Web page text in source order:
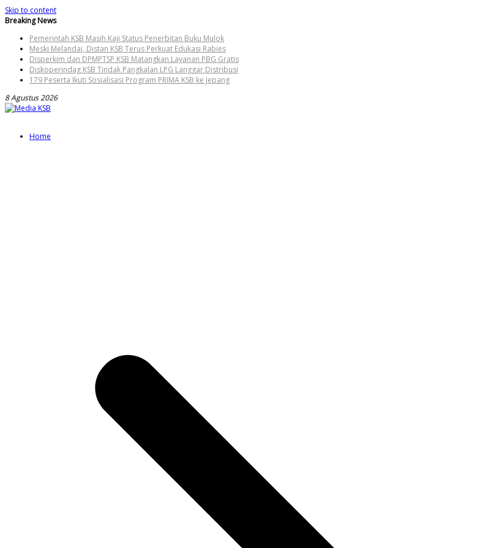
Skip to content
Breaking News
Pemerintah KSB Masih Kaji Status Penerbitan Buku Mulok
Meski Melandai, Distan KSB Terus Perkuat Edukasi Rabies
Disperkim dan DPMPTSP KSB Matangkan Layanan PBG Gratis
Diskoperindag KSB Tindak Pangkalan LPG Langgar Distribusi
179 Peserta Ikuti Sosialisasi Program PRIMA KSB ke Jepang
8 Agustus 2026
Home